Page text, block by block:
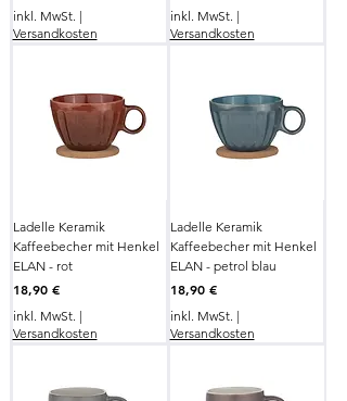
inkl. MwSt. |
Versandkosten
inkl. MwSt. |
Versandkosten
Ladelle Keramik
Kaffeebecher mit Henkel
ELAN - rot
Preis
18,90 €
inkl. MwSt. |
Versandkosten
Ladelle Keramik
Kaffeebecher mit Henkel
ELAN - petrol blau
Preis
18,90 €
inkl. MwSt. |
Versandkosten